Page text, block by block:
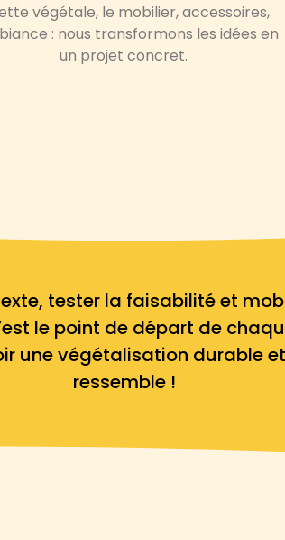
végétale, le mobilier, accessoires,
: nous transformons les idées en
un projet concret.
tester la faisabilitéet
le point de départ de
une végétalisation durable
ressemble !